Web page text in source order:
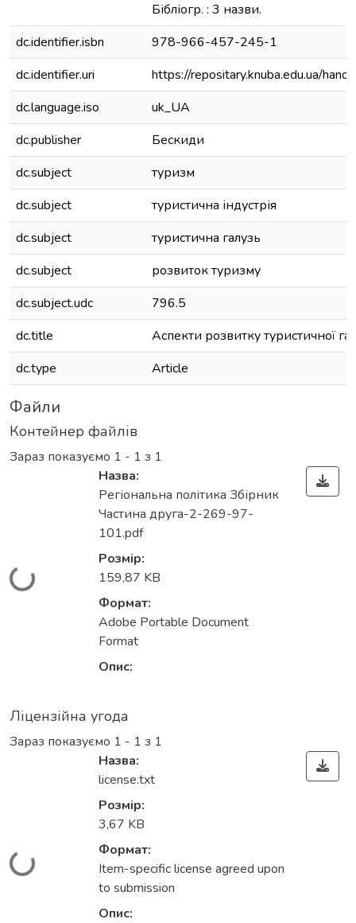
Бібліогр. : 3 назви.
dc.identifier.isbn
978-966-457-245-1
dc.identifier.uri
https://repositary.knuba.edu.ua/
dc.language.iso
uk_UA
dc.publisher
Бескиди
dc.subject
туризм
dc.subject
туристична індустрія
dc.subject
туристична галузь
dc.subject
розвиток туризму
dc.subject.udc
796.5
dc.title
Аспекти розвитку туристичної
dc.type
Article
Файли
Контейнер файлів
Зараз показуємо 1 - 1 з 1
Вантажиться...
Назва:
Регіональна політика Збірник
Частина друга-2-269-97-
101.pdf
Розмір:
159,87 KB
Формат:
Adobe Portable Document
Format
Опис:
Ліцензійна угода
Зараз показуємо 1 - 1 з 1
Вантажиться...
Назва:
license.txt
Розмір:
3,67 KB
Формат:
Item-specific license agreed upon
to submission
Опис: